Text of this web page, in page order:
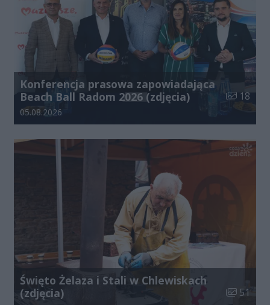
Konferencja prasowa zapowiadająca
Beach Ball Radom 2026 (zdjęcia)
Liczba
18
Data dodania galerii:
05.08.2026
Święto Żelaza i Stali w Chlewiskach
(zdjęcia)
Liczba
51